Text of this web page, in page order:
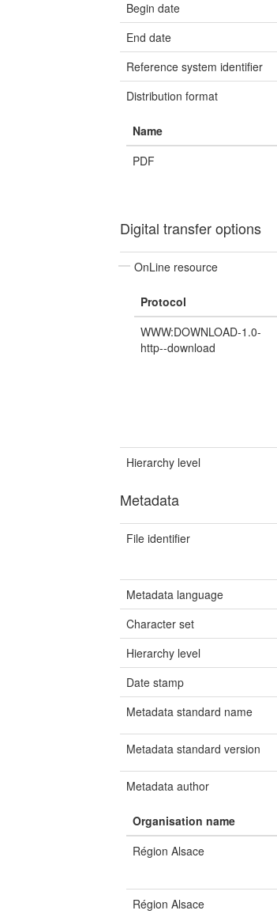
Begin date
End date
Reference system identifier
Distribution format
Name
PDF
Digital transfer options
OnLine resource
Protocol
WWW:DOWNLOAD-1.0-
http--download
Hierarchy level
Metadata
File identifier
Metadata language
Character set
Hierarchy level
Date stamp
Metadata standard name
Metadata standard version
Metadata author
Organisation name
Région Alsace
Région Alsace